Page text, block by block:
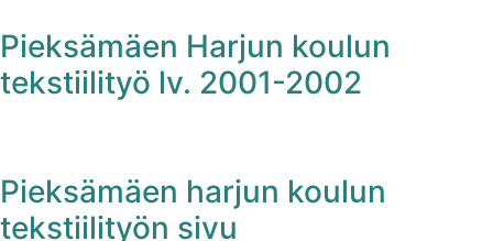
Pieksämäen Harjun koulun
tekstiilityö lv. 2001-2002
Pieksämäen harjun koulun
tekstiilityön sivu